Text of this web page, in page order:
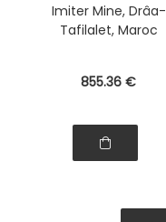
Imiter Mine, Drâa-
Tafilalet, Maroc
855.36 €